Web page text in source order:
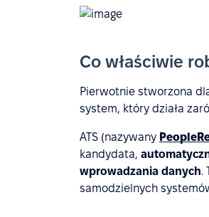
Co właściwie
Pierwotnie stworzona
system, który działa
ATS (nazywany
kandydata,
wprowadzania danych.
samodzielnych